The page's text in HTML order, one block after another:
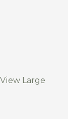
View Large